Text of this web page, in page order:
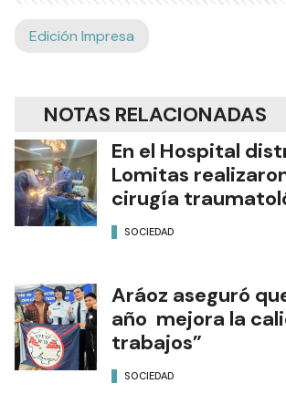
Edición Impresa
NOTAS RELACIONADAS
En el Hospital
Lomitas
cirugía
SOCIEDAD
Aráoz aseguró
año mejora la
trabajos”
SOCIEDAD